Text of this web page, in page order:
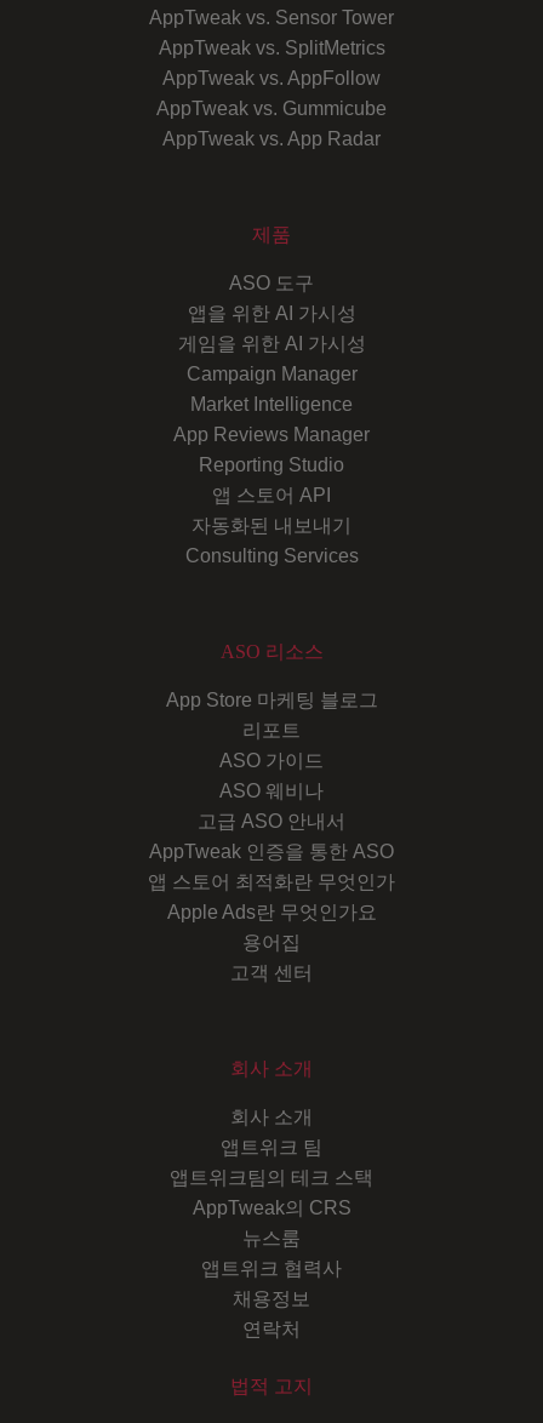
AppTweak vs. Sensor Tower
AppTweak vs. SplitMetrics
AppTweak vs. AppFollow
AppTweak vs. Gummicube
AppTweak vs. App Radar
제품
ASO 도구
앱을 위한 AI 가시성
게임을 위한 AI 가시성
Campaign Manager
Market Intelligence
App Reviews Manager
Reporting Studio
앱 스토어 API
자동화된 내보내기
Consulting Services
ASO 리소스
App Store 마케팅 블로그
리포트
ASO 가이드
ASO 웨비나
고급 ASO 안내서
AppTweak 인증을 통한 ASO
앱 스토어 최적화란 무엇인가
Apple Ads란 무엇인가요
용어집
고객 센터
회사 소개
회사 소개
앱트위크 팀
앱트위크팀의 테크 스택
AppTweak의 CRS
뉴스룸
앱트위크 협력사
채용정보
연락처
법적 고지